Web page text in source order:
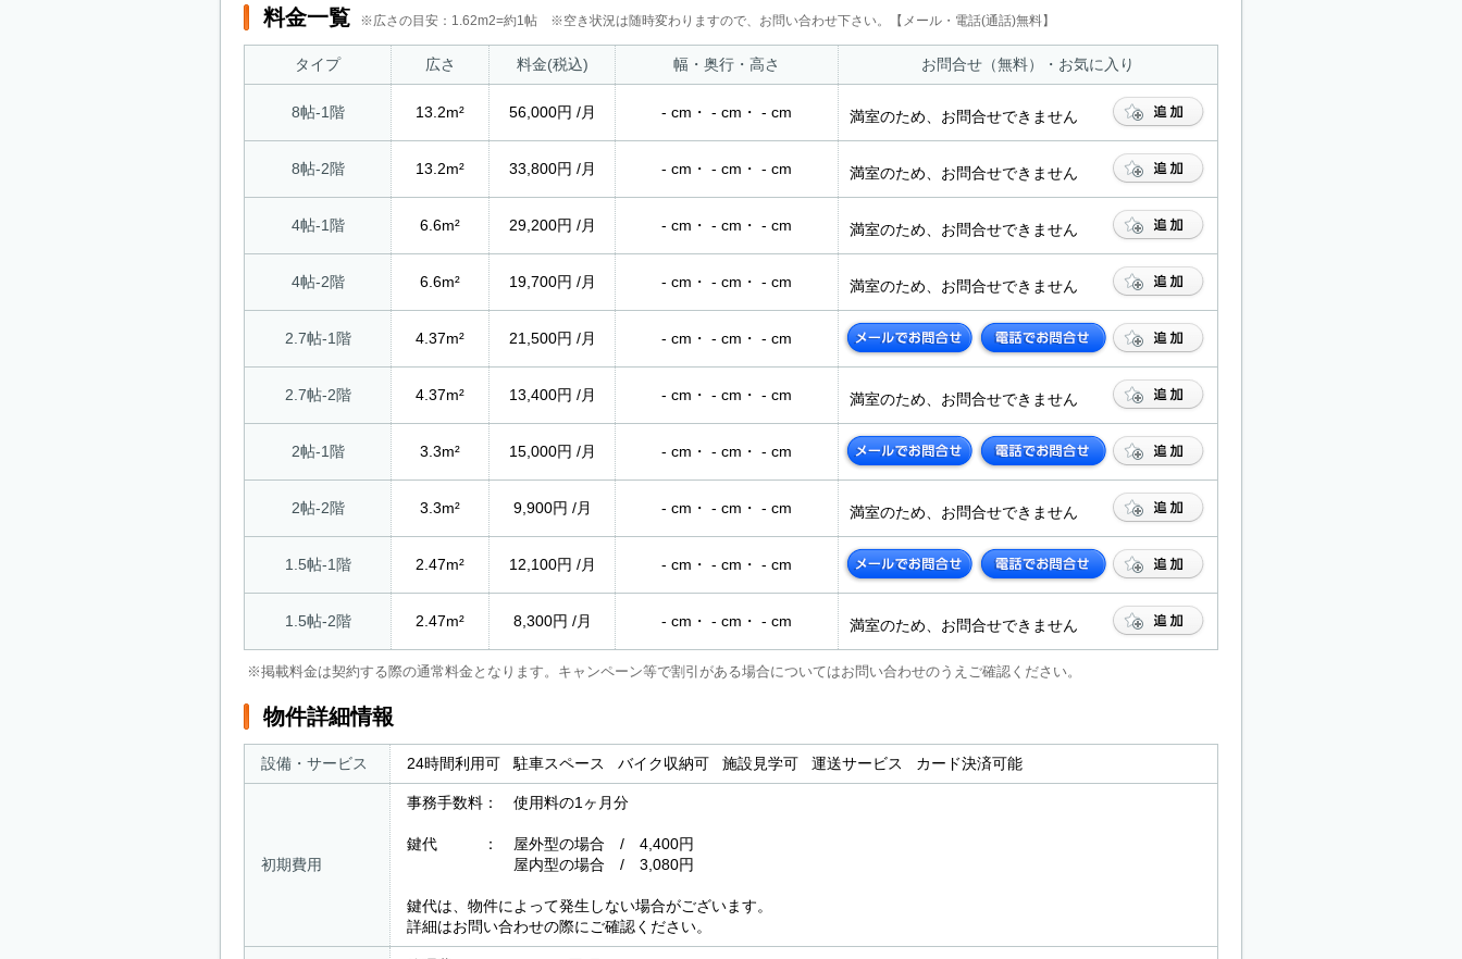
料金一覧 ※広さの目安：1.62m2=約1帖 ※空き状況は随時変わりますので、お問い合わせ下さい。【メール・電話(通話)無料】
タイプ 広さ 料金(税込) 幅・奥行・高さ お問合せ（無料）・お気に入り
8帖-1階 13.2m² 56,000円 /月 - cm・ - cm・ - cm 満室のため、お問合せできません
8帖-2階 13.2m² 33,800円 /月 - cm・ - cm・ - cm 満室のため、お問合せできません
4帖-1階 6.6m² 29,200円 /月 - cm・ - cm・ - cm 満室のため、お問合せできません
4帖-2階 6.6m² 19,700円 /月 - cm・ - cm・ - cm 満室のため、お問合せできません
2.7帖-1階 4.37m² 21,500円 /月 - cm・ - cm・ - cm
2.7帖-2階 4.37m² 13,400円 /月 - cm・ - cm・ - cm 満室のため、お問合せできません
2帖-1階 3.3m² 15,000円 /月 - cm・ - cm・ - cm
2帖-2階 3.3m² 9,900円 /月 - cm・ - cm・ - cm 満室のため、お問合せできません
1.5帖-1階 2.47m² 12,100円 /月 - cm・ - cm・ - cm
1.5帖-2階 2.47m² 8,300円 /月 - cm・ - cm・ - cm 満室のため、お問合せできません
※掲載料金は契約する際の通常料金となります。キャンペーン等で割引がある場合についてはお問い合わせのうえご確認ください。
物件詳細情報
設備・サービス 24時間利用可 駐車スペース バイク収納可 施設見学可 運送サービス カード決済可能
初期費用
事務手数料： 使用料の1ヶ月分
鍵代 ： 屋外型の場合 / 4,400円
屋内型の場合 / 3,080円
鍵代は、物件によって発生しない場合がございます。
詳細はお問い合わせの際にご確認ください。